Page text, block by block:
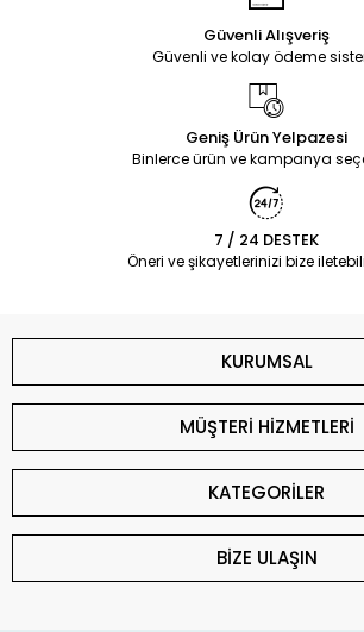
Güvenli Alışveriş
Güvenli ve kolay ödeme
Geniş Ürün Yelpazesi
Binlerce ürün ve kampanya
7 / 24 DESTEK
Öneri ve şikayetlerinizi bize
KURUMSAL
MÜŞTERİ HİZMETLERİ
KATEGORİLER
BİZE ULAŞIN